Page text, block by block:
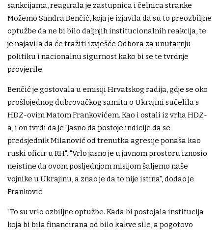
sankcijama, reagirala je zastupnica i čelnica stranke
Možemo Sandra Benčić, koja je izjavila da su to preozbiljne
optužbe da ne bi bilo daljnjih institucionalnih reakcija, te
je najavila da će tražiti izvješće Odbora za unutarnju
politiku i nacionalnu sigurnost kako bi se te tvrdnje
provjerile.
Benčić je gostovala u emisiji Hrvatskog radija, gdje se oko
prošlojednog dubrovačkog samita o Ukrajini sučelila s
HDZ-ovim Matom Frankovićem. Kao i ostali iz vrha HDZ-
a, i on tvrdi da je "jasno da postoje indicije da se
predsjednik Milanović od trenutka agresije ponaša kao
ruski oficir u RH". "Vrlo jasno je u javnom prostoru iznosio
neistine da ovom posljednjom misijom šaljemo naše
vojnike u Ukrajinu, a znao je da to nije istina", dodao je
Franković.
"To su vrlo ozbiljne optužbe. Kada bi postojala institucija
koja bi bila financirana od bilo kakve sile, a pogotovo